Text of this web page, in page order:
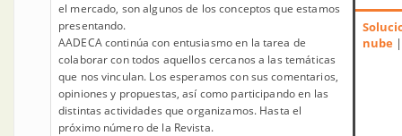
el mercado, son algunos de los conceptos que estamos
presentando.
AADECA continúa con entusiasmo en la tarea de
colaborar con todos aquellos cercanos a las temáticas
que nos vinculan. Los esperamos con sus comentarios,
opiniones y propuestas, así como participando en las
distintas actividades que organizamos. Hasta el
próximo número de la Revista.
nube